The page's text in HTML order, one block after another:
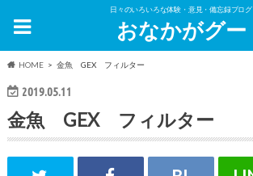
日々のいろいろな体験・意見・備忘録ブログ
おなかがグー
HOME 金魚 GEX フィルター
2019.05.11
金魚 GEX フィルター